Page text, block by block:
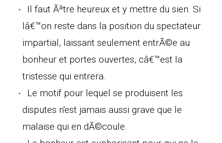
Il faut Ãªtre heureux et y mettre du sien. Si
lâ€™on reste dans la position du spectateur
impartial, laissant seulement entrÃ©e au
bonheur et portes ouvertes, câ€™est la
tristesse qui entrera.
Le motif pour lequel se produisent les
disputes n'est jamais aussi grave que le
malaise qui en dÃ©coule.